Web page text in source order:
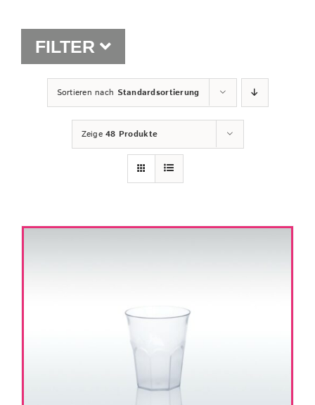
Shop
FILTER
Sortieren nach Standardsortierung
Zeige48 Produkte